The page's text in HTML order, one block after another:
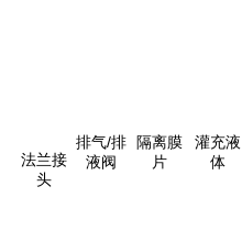
法兰接
头
排气/排
液阀
隔离膜
片
灌充液
体